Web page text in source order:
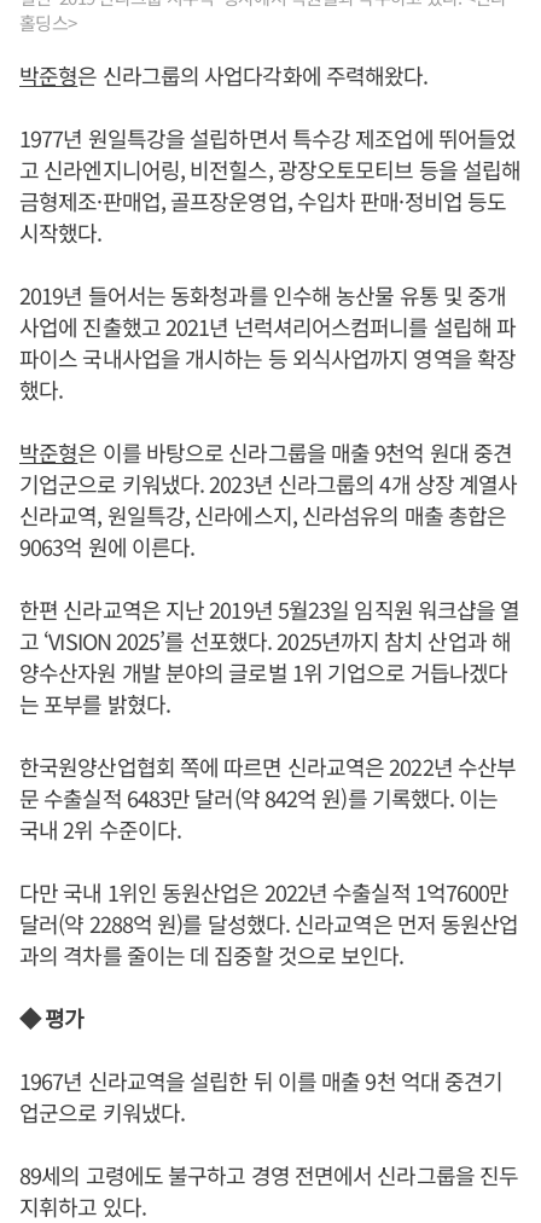
홀딩스>
박준형은 신라그룹의 사업다각화에 주력해왔다.
1977년 원일특강을 설립하면서 특수강 제조업에 뛰어들었
고 신라엔지니어링, 비전힐스, 광장오토모티브 등을 설립해
금형제조·판매업, 골프장운영업, 수입차 판매·정비업 등도
시작했다.
2019년 들어서는 동화청과를 인수해 농산물 유통 및 중개
사업에 진출했고 2021년 넌럭셔리어스컴퍼니를 설립해 파
파이스 국내사업을 개시하는 등 외식사업까지 영역을 확장
했다.
박준형은 이를 바탕으로 신라그룹을 매출 9천억 원대 중견
기업군으로 키워냈다. 2023년 신라그룹의 4개 상장 계열사
신라교역, 원일특강, 신라에스지, 신라섬유의 매출 총합은
9063억 원에 이른다.
한편 신라교역은 지난 2019년 5월23일 임직원 워크샵을 열
고 ‘VISION 2025’를 선포했다. 2025년까지 참치 산업과 해
양수산자원 개발 분야의 글로벌 1위 기업으로 거듭나겠다
는 포부를 밝혔다.
한국원양산업협회 쪽에 따르면 신라교역은 2022년 수산부
문 수출실적 6483만 달러(약 842억 원)를 기록했다. 이는
국내 2위 수준이다.
다만 국내 1위인 동원산업은 2022년 수출실적 1억7600만
달러(약 2288억 원)를 달성했다. 신라교역은 먼저 동원산업
과의 격차를 줄이는 데 집중할 것으로 보인다.
◆ 평가
1967년 신라교역을 설립한 뒤 이를 매출 9천 억대 중견기
업군으로 키워냈다.
89세의 고령에도 불구하고 경영 전면에서 신라그룹을 진두
지휘하고 있다.